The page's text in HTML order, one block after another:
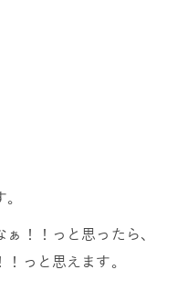
！！っと思ったら、
っと思えます。